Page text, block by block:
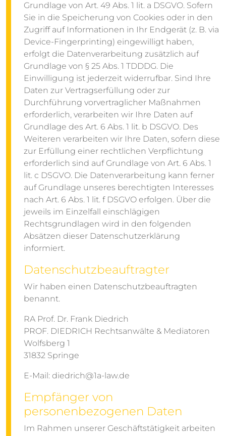
Grundlage von Art. 49 Abs. 1 lit. a DSGVO. Sofern
Sie in die Speicherung von Cookies oder in den
Zugriff auf Informationen in Ihr Endgerät (z. B. via
Device-Fingerprinting) eingewilligt haben,
erfolgt die Datenverarbeitung zusätzlich auf
Grundlage von § 25 Abs. 1 TDDDG. Die
Einwilligung ist jederzeit widerrufbar. Sind Ihre
Daten zur Vertragserfüllung oder zur
Durchführung vorvertraglicher Maßnahmen
erforderlich, verarbeiten wir Ihre Daten auf
Grundlage des Art. 6 Abs. 1 lit. b DSGVO. Des
Weiteren verarbeiten wir Ihre Daten, sofern diese
zur Erfüllung einer rechtlichen Verpflichtung
erforderlich sind auf Grundlage von Art. 6 Abs. 1
lit. c DSGVO. Die Datenverarbeitung kann ferner
auf Grundlage unseres berechtigten Interesses
nach Art. 6 Abs. 1 lit. f DSGVO erfolgen. Über die
jeweils im Einzelfall einschlägigen
Rechtsgrundlagen wird in den folgenden
Absätzen dieser Datenschutzerklärung
informiert.
Datenschutz­beauftragter
Wir haben einen Datenschutzbeauftragten
benannt.
RA Prof. Dr. Frank Diedrich
PROF. DIEDRICH Rechtsanwälte & Mediatoren
Wolfsberg 1
31832 Springe
E-Mail: diedrich@1a-law.de
Empfänger von
personenbezogenen Daten
Im Rahmen unserer Geschäftstätigkeit arbeiten